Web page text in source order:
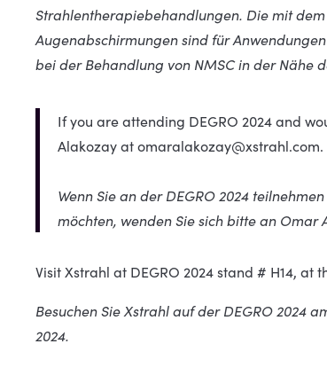
Strahlentherapiebehandlungen. Die mit
Augenabschirmungen sind für
bei der Behandlung von NMSC in der Nähe
If you are attending DEGRO 2024 and
Alakozay at omaralakozay@xstrahl.com.
Wenn Sie an der DEGRO 2024
möchten, wenden Sie sich bitte an
Visit Xstrahl at DEGRO 2024 stand # H14, at
Besuchen Sie Xstrahl auf der DEGRO 2024
2024.